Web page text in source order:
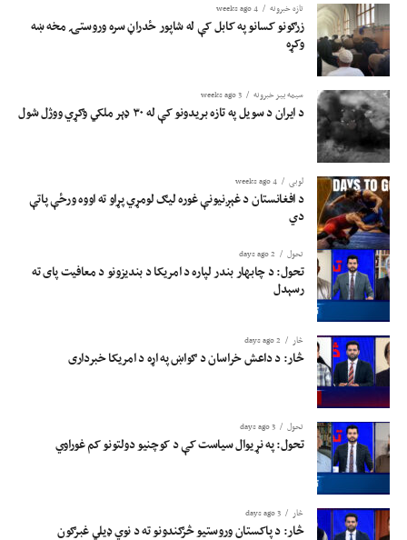
تازه خبرونه 4 weeks ago
زرګونو کسانو په کابل کې له شاپور ځدراڼ سره وروستۍ مخه ښه
وکړه
سیمه ییز خبرونه 3 weeks ago
د ایران د سویل په تازه بریدونو کې له ۳۰ ډېر ملکي وګړي ووژل شول
لوبی 4 weeks ago
د افغانستان د غېږنیونې غوره لیګ لومړي پړاو ته اووه ورځې پاتې
دي
تحول 2 days ago
تحول: د چابهار بندر لپاره د امریکا د بندیزونو د معافیت پای ته
رسېدل
څار 2 days ago
څار: د داعش خراسان د ګواښ په اړه د امریکا خبرداری
تحول 3 days ago
تحول: په نړیوال سیاست کې د کوچنیو دولتونو کم غوراوي
څار 3 days ago
څار: د پاکستان وروستیو څرګندونو ته د نوي ډیلي غبرګون